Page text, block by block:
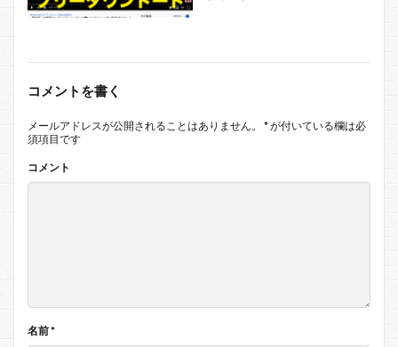
コメントを書く
メールアドレスが公開されることはありません。 *が付いている欄は必
須項目です
コメント
名前*